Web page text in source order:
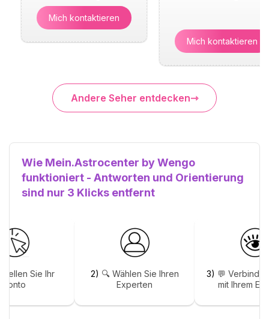
Mich kontaktieren
Mich kontaktieren
Andere Seher entdecken
Wie Mein.Astrocenter by Wengo
funktioniert - Antworten und Orientierung
sind nur 3 Klicks entfernt
Sie Ihr
Konto
2) 🔍 Wählen Sie Ihren
Experten
3) 💬
mit Ihrem